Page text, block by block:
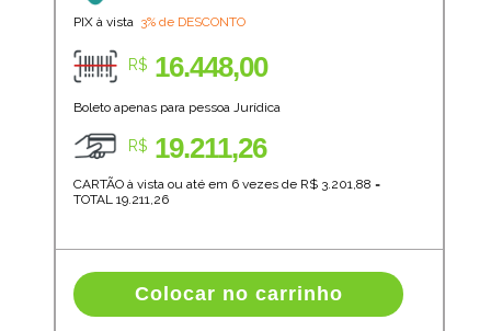
PIX à vista 3% de DESCONTO
R$ 16.448,00
Boleto apenas para pessoa Jurídica
R$ 19.211,26
CARTÃO à vista ou até em 6 vezes de R$ 3.201,88 =
TOTAL 19.211,26
Colocar no carrinho